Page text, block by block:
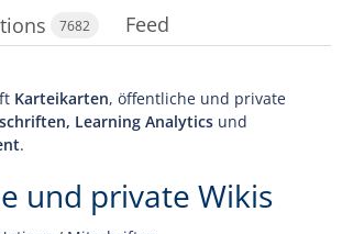
7682 Feed
Karteikarten, öffentliche und private
Learning Analytics und
.
und private Wikis